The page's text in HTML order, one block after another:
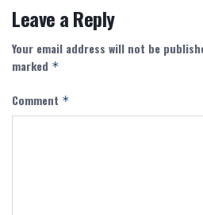
Leave a Reply
Your email address will not be
marked *
Comment *